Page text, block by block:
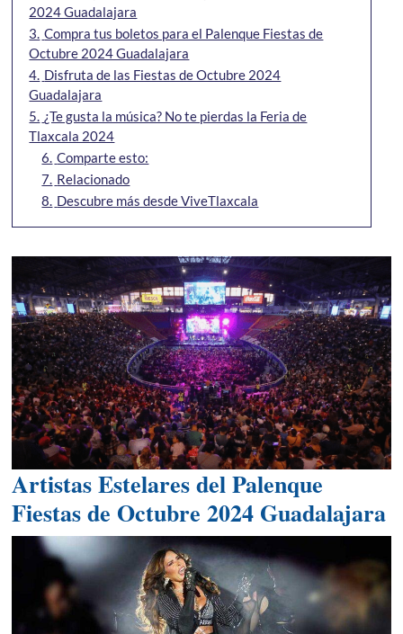
2024 Guadalajara
3. Compra tus boletos para el Palenque Fiestas de
Octubre 2024 Guadalajara
4. Disfruta de las Fiestas de Octubre 2024
Guadalajara
5. ¿Te gusta la música? No te pierdas la Feria de
Tlaxcala 2024
6. Comparte esto:
7. Relacionado
8. Descubre más desde ViveTlaxcala
Artistas Estelares del Palenque
Fiestas de Octubre 2024 Guadalajara